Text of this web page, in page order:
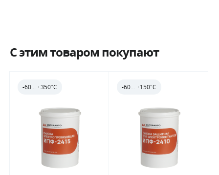
C этим товаром покупают
-60... +350°С -60... +150°С